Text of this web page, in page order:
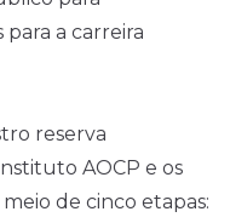
a carreira
reserva
AOCP e os
de cinco etapas: